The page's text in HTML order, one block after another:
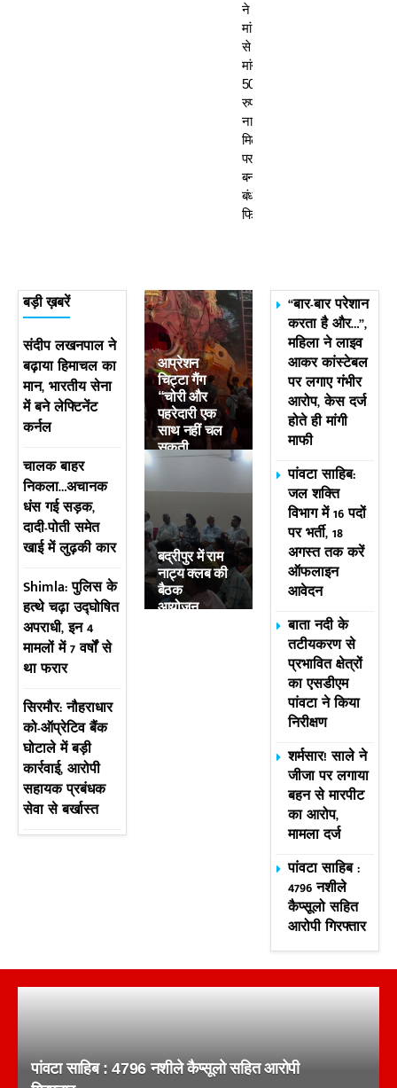
ने
मां
से
मांगे
50
रुपए-
ना
मिलने
पर
बनाया
बंधक,
फिर…
बड़ी ख़बरें
संदीप लखनपाल ने
बढ़ाया हिमाचल का
मान, भारतीय सेना
में बने लेफ्टिनेंट
कर्नल
चालक बाहर
निकला…अचानक
धंस गई सड़क,
दादी-पोती समेत
खाई में लुढ़की कार
Shimla: पुलिस के
हत्थे चढ़ा उद्घोषित
अपराधी, इन 4
मामलों में 7 वर्षों से
था फरार
सिरमौर: नौहराधार
को-ऑप्रेटिव बैंक
घोटाले में बड़ी
कार्रवाई, आरोपी
सहायक प्रबंधक
सेवा से बर्खास्त
आप्रेशन
चिट्टा गैंग
“चोरी और
पहरेदारी एक
साथ नहीं चल
सकती
बद्रीपुर में राम
नाट्य क्लब की
बैठक
आयोजन…
“बार-बार परेशान
करता है और…”,
महिला ने लाइव
आकर कांस्टेबल
पर लगाए गंभीर
आरोप, केस दर्ज
होते ही मांगी
माफी
पांवटा साहिब:
जल शक्ति
विभाग में 16 पदों
पर भर्ती, 18
अगस्त तक करें
ऑफलाइन
आवेदन
बाता नदी के
तटीयकरण से
प्रभावित क्षेत्रों
का एसडीएम
पांवटा ने किया
निरीक्षण
शर्मसार! साले ने
जीजा पर लगाया
बहन से मारपीट
का आरोप,
मामला दर्ज
पांवटा साहिब :
4796 नशीले
कैप्सूलो सहित
आरोपी गिरफ्तार
पांवटा साहिब : 4796 नशीले कैप्सूलो सहित आरोपी